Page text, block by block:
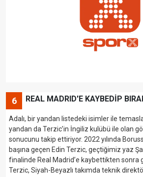
6 REAL MADRID'E KAYBEDİP
Adalı, bir yandan listedeki isimler ile
yandan da Terzic’in İngiliz kulübü ile olan
sonucunu takip ettiriyor. 2022 yılında
başına geçen Edin Terzic, geçtiğimiz yaz
finalinde Real Madrid’e kaybettikten sonra
Terzic, Siyah-Beyazlı takımda teknik